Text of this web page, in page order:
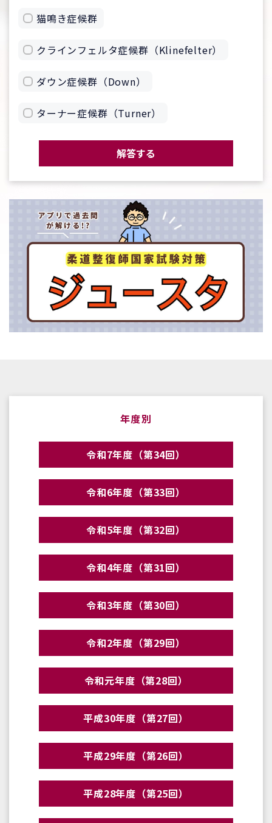
猫鳴き症候群
クラインフェルタ症候群（Klinefelter）
ダウン症候群（Down）
ターナー症候群（Turner）
解答する
年度別
令和7年度（第34回）
令和6年度（第33回）
令和5年度（第32回）
令和4年度（第31回）
令和3年度（第30回）
令和2年度（第29回）
令和元年度（第28回）
平成30年度（第27回）
平成29年度（第26回）
平成28年度（第25回）